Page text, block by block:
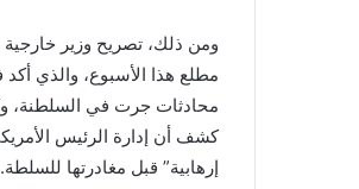
ومن ذلك، تصريح وزير
مطلع هذا الأسبوع، والذي
محادثات جرت في السلطنة،
كشف أن إدارة الرئيس
إرهابية” قبل مغادرتها للسلطة.